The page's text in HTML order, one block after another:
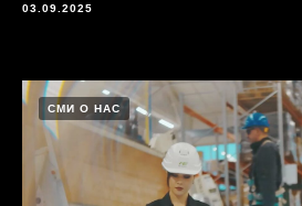
03.09.2025
СМИ О НАС